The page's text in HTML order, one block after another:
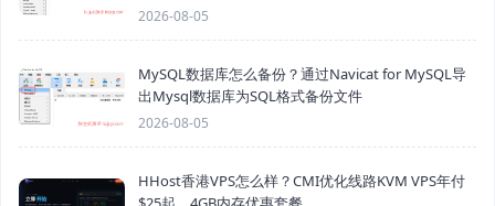
2026-08-05
MySQL数据库怎么备份？通过Navicat for MySQL导
出Mysql数据库为SQL格式备份文件
2026-08-05
HHost香港VPS怎么样？CMI优化线路KVM VPS年付